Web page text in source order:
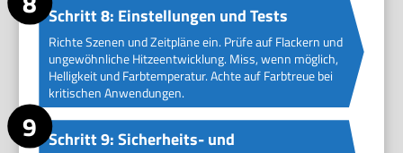
Schritt 8: Einstellungen und Tests
Richte Szenen und Zeitpläne ein. Prüfe auf Flackern und
ungewöhnliche Hitzeentwicklung. Miss, wenn möglich,
Helligkeit und Farbtemperatur. Achte auf Farbtreue bei
kritischen Anwendungen.
Schritt 9: Sicherheits- und